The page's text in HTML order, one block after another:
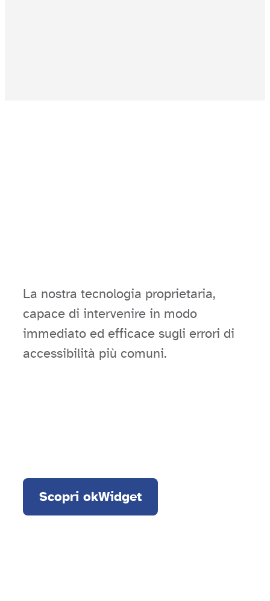
La nostra tecnologia proprietaria,
capace di intervenire in modo
immediato ed efficace sugli errori di
accessibilità più comuni.
Scopri okWidget